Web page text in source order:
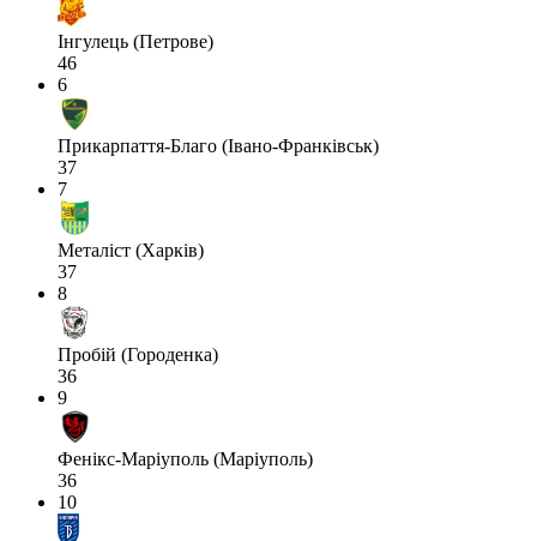
Інгулець (Петрове)
46
6
Прикарпаття-Благо (Івано-Франківськ)
37
7
Металіст (Харків)
37
8
Пробій (Городенка)
36
9
Фенікс-Маріуполь (Маріуполь)
36
10